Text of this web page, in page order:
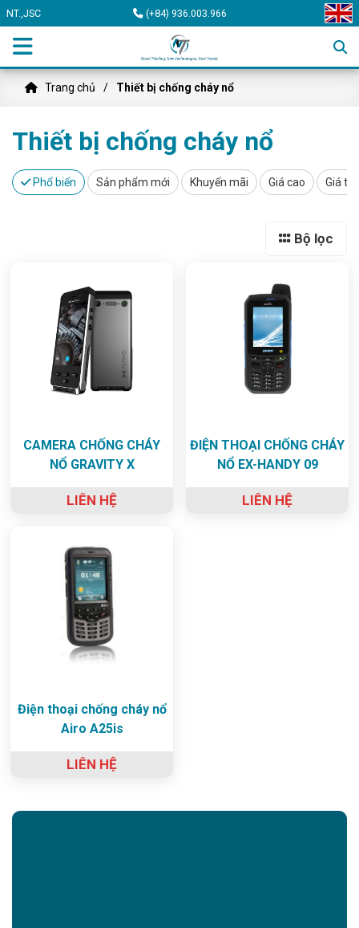
NT.,JSC (+84) 936.003.966
Trang chủ Thiết bị chống cháy nổ
Thiết bị chống cháy nổ
Phổ biến Sản phẩm mới Khuyến mãi Giá cao Giá
Bộ lọc
CAMERA CHỐNG CHÁY
NỔ GRAVITY X
LIÊN HỆ
ĐIỆN THOẠI CHỐNG CHÁY
NỔ EX-HANDY 09
LIÊN HỆ
Điện thoại chống cháy nổ
Airo A25is
LIÊN HỆ